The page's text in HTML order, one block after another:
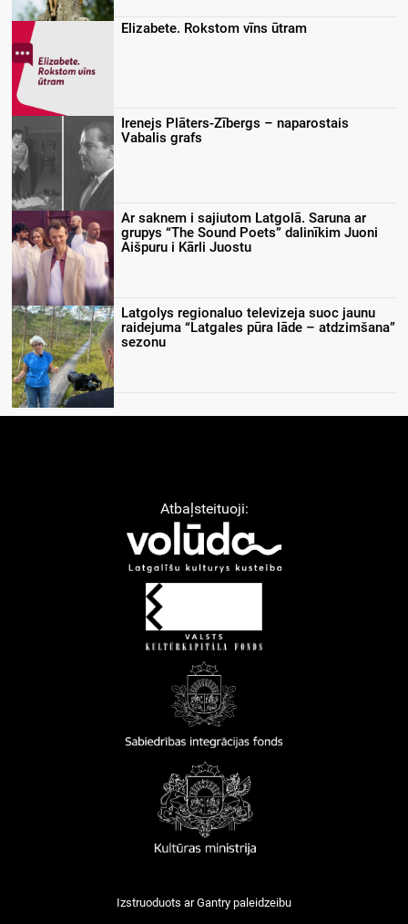
Elizabete. Rokstom vīns ūtram
Irenejs Plāters-Zībergs – naparostais
Vabalis grafs
Ar saknem i sajiutom Latgolā. Saruna ar
grupys “The Sound Poets” dalinīkim Juoni
Aišpuru i Kārli Juostu
Latgolys regionaluo televizeja suoc jaunu
raidejuma “Latgales pūra lāde – atdzimšana”
sezonu
Atbaļsteituoji:
Izstruoduots arGantry paleidzeibu